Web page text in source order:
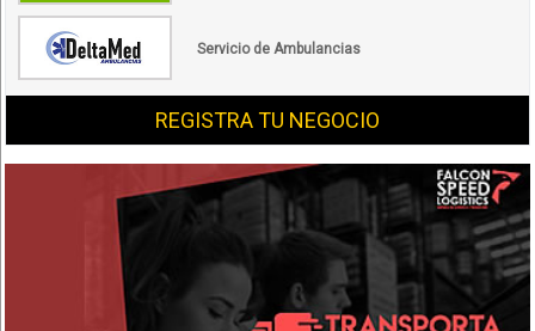
Servicio de Ambulancias
REGISTRA TU NEGOCIO